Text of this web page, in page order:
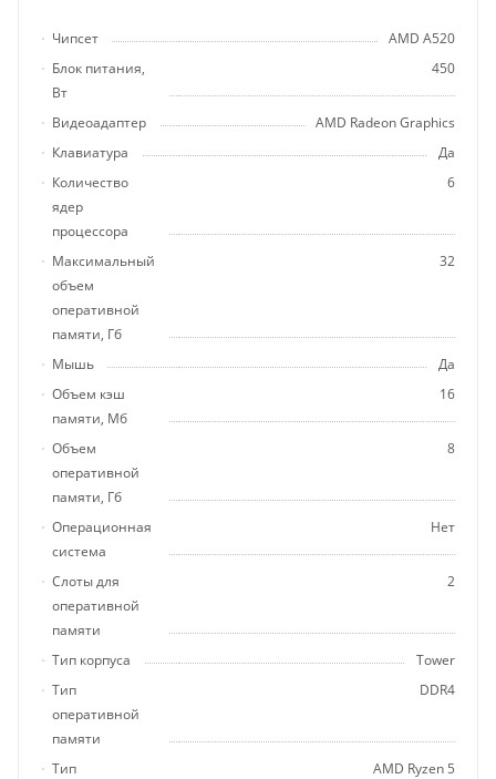
Чипсет
AMD A520
Блок питания,
Вт
450
Видеоадаптер
AMD Radeon Graphics
Клавиатура
Да
Количество
ядер
процессора
6
Максимальный
объем
оперативной
памяти, Гб
32
Мышь
Да
Объем кэш
памяти, Мб
16
Объем
оперативной
памяти, Гб
8
Операционная
система
Нет
Слоты для
оперативной
памяти
2
Тип корпуса
Tower
Тип
оперативной
памяти
DDR4
Тип
AMD Ryzen 5